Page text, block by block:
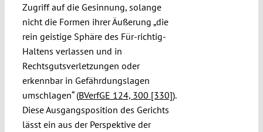
Zugriff auf die Gesinnung, solange
nicht die Formen ihrer Äußerung „die
rein geistige Sphäre des Für-richtig-
Haltens verlassen und in
Rechtsgutsverletzungen oder
erkennbar in Gefährdungslagen
umschlagen“ (BVerfGE 124, 300 [330]).
Diese Ausgangsposition des Gerichts
lässt ein aus der Perspektive der